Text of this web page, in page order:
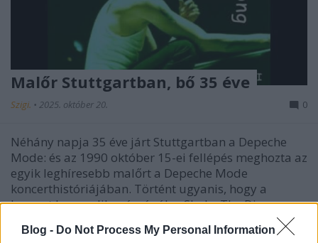
Blog - Do Not Process My Personal Information
Malőr Stuttgartban, bő 35 éve
Szigi. • 2025. október 20. 0
Néhány napja 35 éve járt Stuttgartban a Depeche
Mode: és az 1990 október 15-ei fellépés meghozta az
egyik leghíresebb malőrt a Depeche Mode
koncerthistóriájában. Történt ugyanis, hogy a
koncert harmadik számánál, a Shake The Disease-
nél még az első versszak előtt teljesen elment a hang.
Néha mintha…